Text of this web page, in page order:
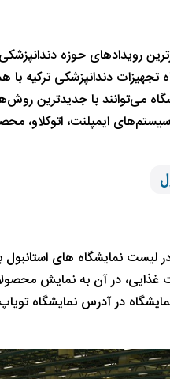
رویدادهای حوزه
دندانپزشکی ترکیه با
می‌توانند با جدیدترین
ایمپلنت، اتوکلاو،
در لیست نمایشگاه های
در آن به نمایش
در آدرس نمایشگاه تویاپ